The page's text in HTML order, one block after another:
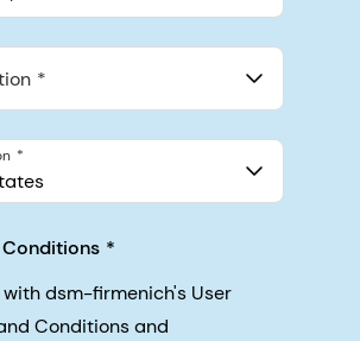
Pmb 90375, San Francisco, California, US
dsm-firmenich's User
Conditions and